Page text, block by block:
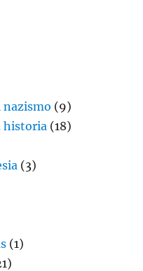
nazismo (9)
historia (18)
(3)
(1)